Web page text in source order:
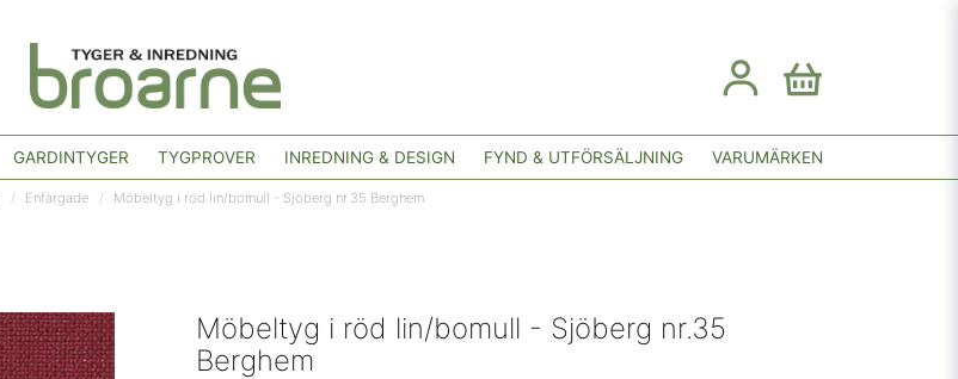
GARDINTYGER TYGPROVER INREDNING & DESIGN FYND & UTFÖRSÄLJNING VARUMÄRKEN
Enfärgade Möbeltyg i röd lin/bomull - Sjöberg nr.35 Berghem
Möbeltyg i röd lin/bomull - Sjöberg nr.35
Berghem